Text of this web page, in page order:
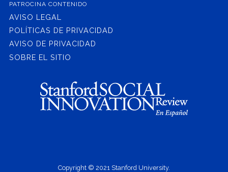
PATROCINA CONTENIDO
AVISO LEGAL
POLÍTICAS DE PRIVACIDAD
AVISO DE PRIVACIDAD
SOBRE EL SITIO
Copyright © 2021 Stanford University.